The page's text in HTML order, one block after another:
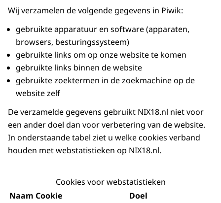
Wij verzamelen de volgende gegevens in Piwik:
gebruikte apparatuur en software (apparaten,
browsers, besturingssysteem)
gebruikte links om op onze website te komen
gebruikte links binnen de website
gebruikte zoektermen in de zoekmachine op de
website zelf
De verzamelde gegevens gebruikt NIX18.nl niet voor
een ander doel dan voor verbetering van de website.
In onderstaande tabel ziet u welke cookies verband
houden met webstatistieken op NIX18.nl.
Cookies voor webstatistieken
Naam Cookie
Doel